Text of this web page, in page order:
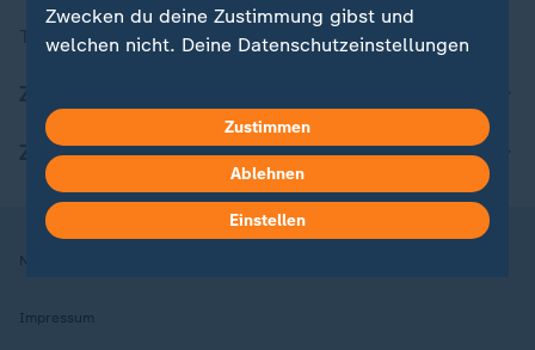
Themen im Überblick
ZDFheute Apps
Nutzungsbedingungen
Impressum
Zwecken du deine Zustimmung gibst und
welchen nicht. Deine Datenschutzeinstellungen
Hier findest du das Impressum.
Weitere Informationen findest du in unserer
Datenschutzerklärung.
Zustimmen
Ablehnen
Einstellen